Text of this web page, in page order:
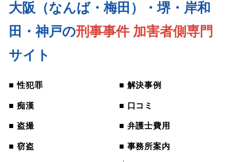
大阪（なんば・梅田）・堺・岸和
田・神戸の刑事事件 加害者側専門
サイト
■ 性犯罪
■ 痴漢
■ 盗撮
■ 窃盗
■ 解決事例
■ 口コミ
■ 弁護士費用
■ 事務所案内